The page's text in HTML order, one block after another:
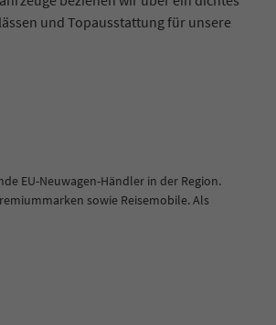
und Topausstattung für unsere
EU-Neuwagen-Händler in der Region.
sowie Reisemobile. Als